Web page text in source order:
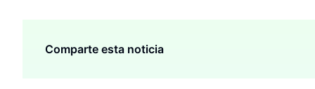
Comparte esta noticia